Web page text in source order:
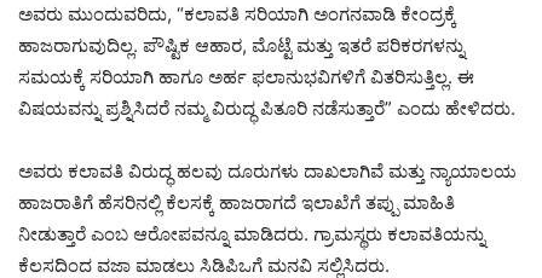
ಅವರು ಮುಂದುವರಿದು, “ಕಲಾವತಿ ಸರಿಯಾಗಿ ಅಂಗನವಾಡಿ ಕೇಂದ್ರಕ್ಕೆ
ಹಾಜರಾಗುವುದಿಲ್ಲ. ಪೌಷ್ಟಿಕ ಆಹಾರ, ಮೊಟ್ಟೆ ಮತ್ತು ಇತರೆ ಪರಿಕರಗಳನ್ನು
ಸಮಯಕ್ಕೆ ಸರಿಯಾಗಿ ಹಾಗೂ ಅರ್ಹ ಫಲಾನುಭವಿಗಳಿಗೆ ವಿತರಿಸುತ್ತಿಲ್ಲ. ಈ
ವಿಷಯವನ್ನು ಪ್ರಶ್ನಿಸಿದರೆ ನಮ್ಮ ವಿರುದ್ಧ ಪಿತೂರಿ ನಡೆಸುತ್ತಾರೆ” ಎಂದು ಹೇಳಿದರು.
ಅವರು ಕಲಾವತಿ ವಿರುದ್ಧ ಹಲವು ದೂರುಗಳು ದಾಖಲಾಗಿವೆ ಮತ್ತು ನ್ಯಾಯಾಲಯ
ಹಾಜರಾತಿಗೆ ಹೆಸರಿನಲ್ಲಿ ಕೆಲಸಕ್ಕೆ ಹಾಜರಾಗದೆ ಇಲಾಖೆಗೆ ತಪ್ಪು ಮಾಹಿತಿ
ನೀಡುತ್ತಾರೆ ಎಂಬ ಆರೋಪವನ್ನೂ ಮಾಡಿದರು. ಗ್ರಾಮಸ್ಥರು ಕಲಾವತಿಯನ್ನು
ಕೆಲಸದಿಂದ ವಜಾ ಮಾಡಲು ಸಿಡಿಪಿಒಗೆ ಮನವಿ ಸಲ್ಲಿಸಿದರು.